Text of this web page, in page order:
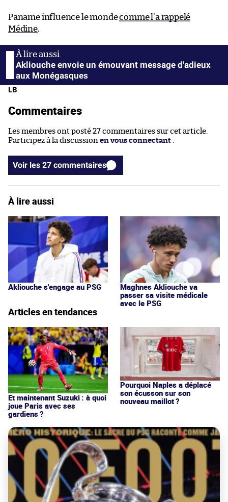
Paname influence le mondecomme l’a rappelé
Médine.
Akliouche envoie un émouvant message d'adieux
aux Monégasques
LB
Commentaires
Les membres ont posté 27 commentaires sur cet article.
Participez à la discussion en vous connectant
Voir les 27 commentaires
À lire aussi
Akliouche s'engage au PSG
Maghnes Akliouche va
passer sa visite médicale
avec le PSG
Articles en tendances
Et maintenant Suzuki : à quoi
joue Paris avec ses
gardiens ?
Pourquoi Naples a déplacé
son écusson sur son
nouveau maillot ?